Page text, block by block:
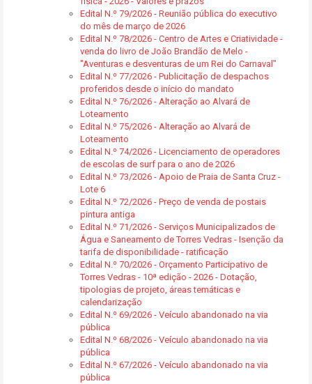
Edital N.º 79/2026 - Reunião pública do executivo
do mês de março de 2026
Edital N.º 78/2026 - Centro de Artes e Criatividade -
venda do livro de João Brandão de Melo -
"Aventuras e desventuras de um Rei do Carnaval"
Edital N.º 77/2026 - Publicitação de despachos
proferidos desde o início do mandato
Edital N.º 76/2026 - Alteração ao Alvará de
Loteamento
Edital N.º 75/2026 - Alteração ao Alvará de
Loteamento
Edital N.º 74/2026 - Licenciamento de operadores
de escolas de surf para o ano de 2026
Edital N.º 73/2026 - Apoio de Praia de Santa Cruz -
Lote 6
Edital N.º 72/2026 - Preço de venda de postais
pintura antiga
Edital N.º 71/2026 - Serviços Municipalizados de
Água e Saneamento de Torres Vedras - Isenção da
tarifa de disponibilidade - ratificação
Edital N.º 70/2026 - Orçamento Participativo de
Torres Vedras - 10ª edição - 2026 - Dotação,
tipologias de projeto, áreas temáticas e
calendarização
Edital N.º 69/2026 - Veículo abandonado na via
pública
Edital N.º 68/2026 - Veículo abandonado na via
pública
Edital N.º 67/2026 - Veículo abandonado na via
pública